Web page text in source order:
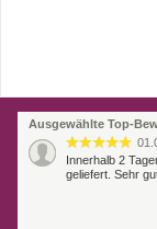
Ausgewählte Top-
Innerhalb 2
geliefert. Sehr